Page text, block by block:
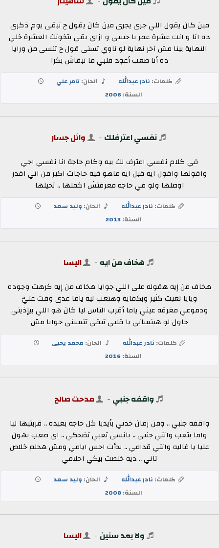
مين كان يقول اللي جرى يجرى مين كان يقول ح نبقى يوم ذكرى
ده انا و انت عشرة عمر يا حبيبي و ازاي بقى بتخونك العشرة خلي
النهاية بينا مش آخر نهاية لو ناوي تسنى قول ح تنسى من ورايا
ده أنا صعب أعود قلبي ما تبقاش بكرا
كلمات: نادر عبدالله الحان:تامر علي
السنة:2006
نفسي اعترفلك - وائل جسار
في كلام نفسي اعترف لك بيه وكام حاجة انا نفسي اجي
واقولها واقول ايه قبل ايه ماهو فيه حاجات اكبر من اني اقدر
اوصلها ولو في حاجة معرفتش اكملها .. تخيلها
كلمات: نادر عبدالله الحان: وليد سعد
السنة:2013
هخاف من ايه - اليسا
هخاف من إيه هقوله على اللي جوايا هخاف من إيه كرهت وجوده
ويايا تعبت كثير وبكفايه وهتعب ليه ياما عدى وقت عليّ
ودموعي مغرقه عيني ياما أقرب الناس ليا كان هو اللي بيإذيني
حاول لو هينساني يا قلبي تبقى تنسيني جوايا مش
كلمات: نادر عبدالله الحان: محمد يحيى
السنة:2016
واقفه جنبي - مدحت صالح
واقفه جنبي .. ومن زمان خدتي بأيديا كل حاجه بعيده .. قربتيها ليا
واما بتعب وانتي جنبي .. بانسى تعبي تضحكي .. اي صعب يهون
عليا يا غاليه وانتي قدامي .. بدأت احس ايامي ومش هحلم خلاص
تاني .. ديه خلصت بيكي احلامي
كلمات: نادر عبدالله الحان: وليد سعد
السنة:2008
ولا بعد سنين - اليسا